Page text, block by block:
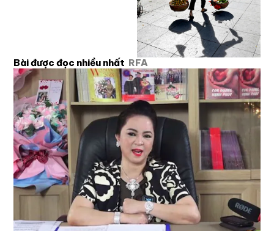
Bài được đọc nhiều nhất RFA